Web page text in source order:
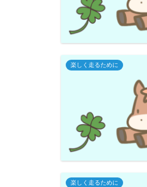
楽しく走るために
楽しく走るために